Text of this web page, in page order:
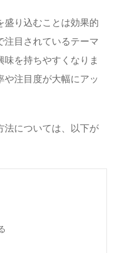
盛り込むことは効果的
注目されているテーマ
味を持ちやすくなりま
注目度が大幅にアッ
法については、以下が